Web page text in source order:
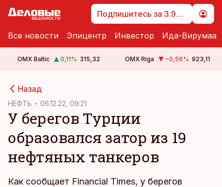
Подпишитесь за 3.99 €
Все новости Эпицентр Инвестор Ида-Вирумаа
OMX Baltic 0,11% 315,32 OMX Riga −0,56% 923,11
Назад
НЕФТЬ 06.12.22, 09:21
У берегов Турции
образовался затор из 19
нефтяных танкеров
Как сообщает Financial Times, у берегов